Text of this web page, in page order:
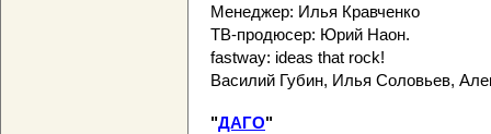
Менеджер: Илья Кравченко
ТВ-продюсер: Юрий Наон.
fastway: ideas that rock!
Василий Губин, Илья Соловьев,
"ДАГО"